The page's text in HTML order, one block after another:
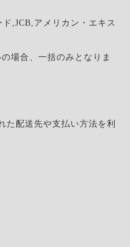
,JCB,アメリカン・エキス
場合、一括のみとなりま
た配送先や支払い方法を利